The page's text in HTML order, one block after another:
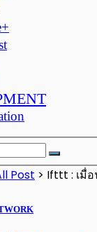
Post > Ifttt : เมื่อ